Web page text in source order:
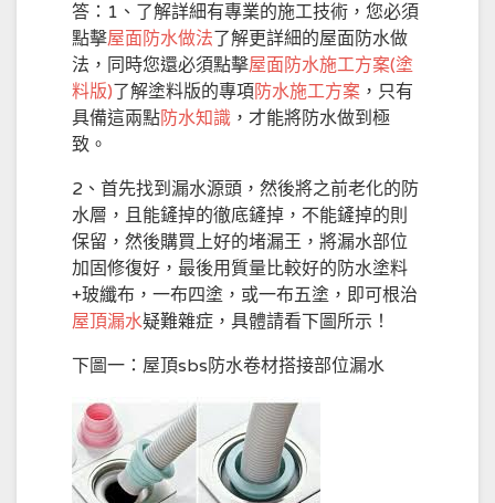
答：1、了解詳細有專業的施工技術，您必須
點擊屋面防水做法了解更詳細的屋面防水做
法，同時您還必須點擊屋面防水施工方案(塗
料版)了解塗料版的專項 防水施工方案 ，只有
具備這兩點防水知識 ，才能將防水做到極
致。
2、首先找到漏水源頭，然後將之前老化的防
水層，且能鏟掉的徹底鏟掉，不能鏟掉的則
保留，然後購買上好的堵漏王，將漏水部位
加固修復好，最後用質量比較好的防水塗料
+玻纖布，一布四塗，或一布五塗，即可根治
屋頂漏水疑難雜症，具體請看下圖所示！
下圖一：屋頂sbs防水卷材搭接部位漏水